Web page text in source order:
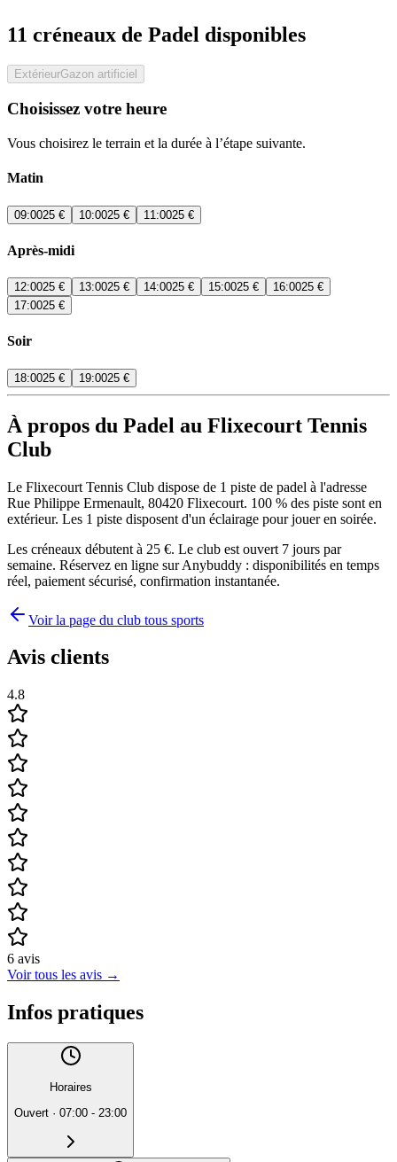
11 créneaux de Padel disponibles
ExtérieurGazon artificiel
Choisissez votre heure
Vous choisirez le terrain et la durée à l’étape suivante.
Matin
09:0025 € 10:0025 € 11:0025 €
Après-midi
12:0025 € 13:0025 € 14:0025 € 15:0025 € 16:0025 €
17:0025 €
Soir
18:0025 € 19:0025 €
À propos du Padel au Flixecourt Tennis
Club
Le Flixecourt Tennis Club dispose de 1 piste de padel à l'adresse
Rue Philippe Ermenault, 80420 Flixecourt. 100 % des piste sont en
extérieur. Les 1 piste disposent d'un éclairage pour jouer en soirée.
Les créneaux débutent à 25 €. Le club est ouvert 7 jours par
semaine. Réservez en ligne sur Anybuddy : disponibilités en temps
réel, paiement sécurisé, confirmation instantanée.
Voir la page du club tous sports
Avis clients
4.8
6 avis
Voir tous les avis →
Infos pratiques
Horaires
Ouvert · 07:00 - 23:00